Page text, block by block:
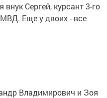
Сергей, курсант 3-го
Еще у двоих - все
Владимирович и Зоя